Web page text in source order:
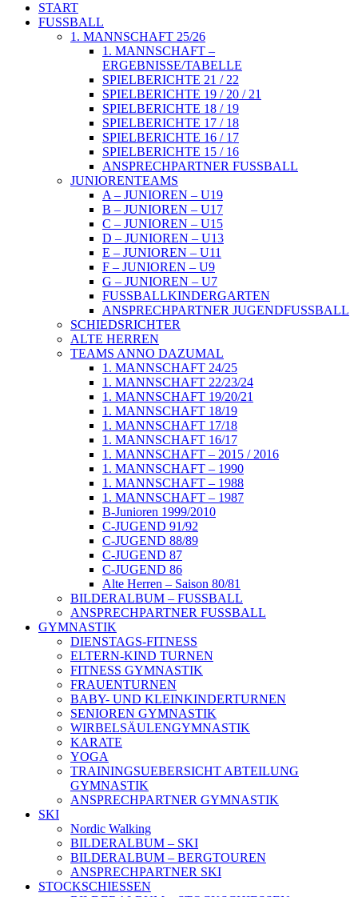
START
FUSSBALL
1. MANNSCHAFT 25/26
1. MANNSCHAFT –
ERGEBNISSE/TABELLE
SPIELBERICHTE 21 / 22
SPIELBERICHTE 19 / 20 / 21
SPIELBERICHTE 18 / 19
SPIELBERICHTE 17 / 18
SPIELBERICHTE 16 / 17
SPIELBERICHTE 15 / 16
ANSPRECHPARTNER FUSSBALL
JUNIORENTEAMS
A – JUNIOREN – U19
B – JUNIOREN – U17
C – JUNIOREN – U15
D – JUNIOREN – U13
E – JUNIOREN – U11
F – JUNIOREN – U9
G – JUNIOREN – U7
FUSSBALLKINDERGARTEN
ANSPRECHPARTNER JUGENDFUSSBALL
SCHIEDSRICHTER
ALTE HERREN
TEAMS ANNO DAZUMAL
1. MANNSCHAFT 24/25
1. MANNSCHAFT 22/23/24
1. MANNSCHAFT 19/20/21
1. MANNSCHAFT 18/19
1. MANNSCHAFT 17/18
1. MANNSCHAFT 16/17
1. MANNSCHAFT – 2015 / 2016
1. MANNSCHAFT – 1990
1. MANNSCHAFT – 1988
1. MANNSCHAFT – 1987
B-Junioren 1999/2010
C-JUGEND 91/92
C-JUGEND 88/89
C-JUGEND 87
C-JUGEND 86
Alte Herren – Saison 80/81
BILDERALBUM – FUSSBALL
ANSPRECHPARTNER FUSSBALL
GYMNASTIK
DIENSTAGS-FITNESS
ELTERN-KIND TURNEN
FITNESS GYMNASTIK
FRAUENTURNEN
BABY- UND KLEINKINDERTURNEN
SENIOREN GYMNASTIK
WIRBELSÄULENGYMNASTIK
KARATE
YOGA
TRAININGSUEBERSICHT ABTEILUNG
GYMNASTIK
ANSPRECHPARTNER GYMNASTIK
SKI
Nordic Walking
BILDERALBUM – SKI
BILDERALBUM – BERGTOUREN
ANSPRECHPARTNER SKI
STOCKSCHIESSEN